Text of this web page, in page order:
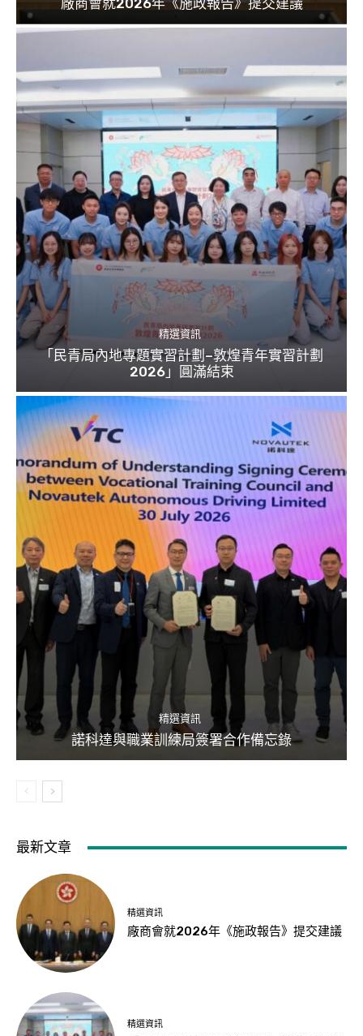
廠商會就2026年《施政報告》提交建議
精選資訊
「民青局內地專題實習計劃–敦煌青年實習計劃
2026」圓滿結束
精選資訊
諾科達與職業訓練局簽署合作備忘錄
最新文章
精選資訊
廠商會就2026年《施政報告》提交建議
精選資訊